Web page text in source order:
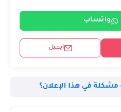
واتساب
ايميل
في هذا الإعلان؟